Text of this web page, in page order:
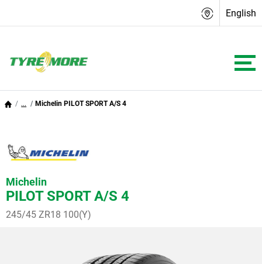
English
... Michelin PILOT SPORT A/S 4
Michelin
PILOT SPORT A/S 4
245/45 ZR18 100(Y)